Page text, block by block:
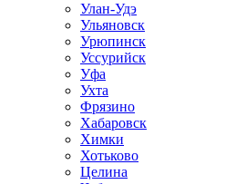
Улан-Удэ
Ульяновск
Урюпинск
Уссурийск
Уфа
Ухта
Фрязино
Хабаровск
Химки
Хотьково
Целина